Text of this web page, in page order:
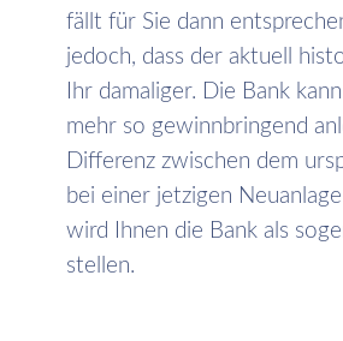
fällt für Sie dann
jedoch, dass der aktuell
Ihr damaliger. Die Bank
mehr so gewinnbringend
Differenz zwischen dem
bei einer jetzigen
wird Ihnen die Bank als
stellen.